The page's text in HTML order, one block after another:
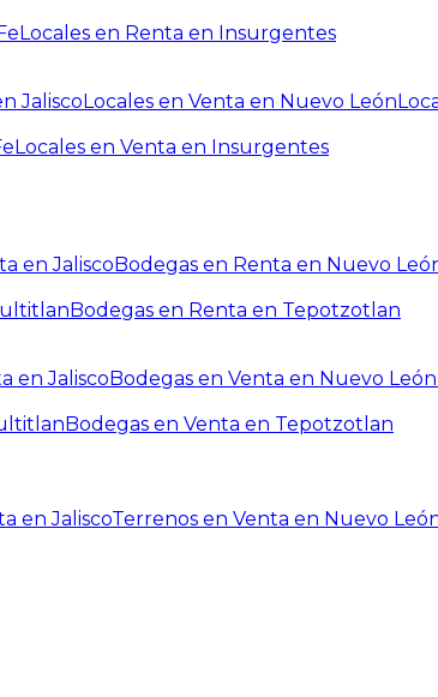
Locales en Renta en Insurgentes
JaliscoLocales en Venta en Nuevo León
Locales en Venta en Insurgentes
en JaliscoBodegas en Renta en Nuevo
Bodegas en Renta en Tepotzotlan
en JaliscoBodegas en Venta en Nuevo León
Bodegas en Venta en Tepotzotlan
en JaliscoTerrenos en Venta en Nuevo